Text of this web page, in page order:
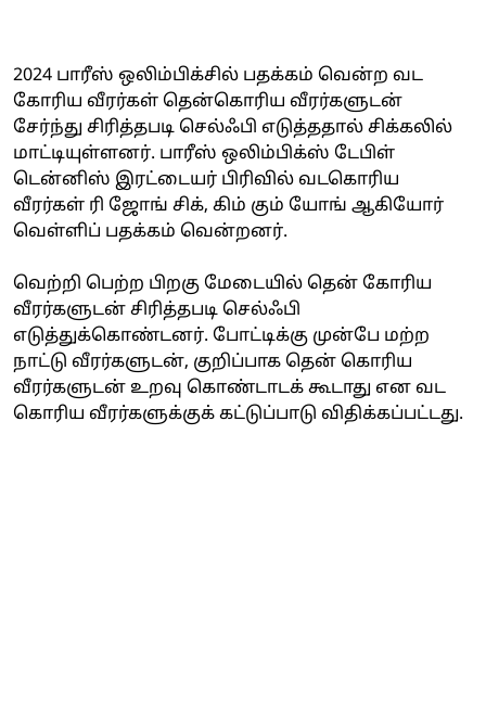
2024 பாரீஸ் ஒலிம்பிக்சில் பதக்கம் வென்ற வட
கோரிய வீரர்கள் தென்கொரிய வீரர்களுடன்
சேர்ந்து சிரித்தபடி செல்ஃபி எடுத்ததால் சிக்கலில்
மாட்டியுள்ளனர். பாரீஸ் ஒலிம்பிக்ஸ் டேபிள்
டென்னிஸ் இரட்டையர் பிரிவில் வடகொரிய
வீரர்கள் ரி ஜோங் சிக், கிம் கும் யோங் ஆகியோர்
வெள்ளிப் பதக்கம் வென்றனர்.
வெற்றி பெற்ற பிறகு மேடையில் தென் கோரிய
வீரர்களுடன் சிரித்தபடி செல்ஃபி
எடுத்துக்கொண்டனர். போட்டிக்கு முன்பே மற்ற
நாட்டு வீரர்களுடன், குறிப்பாக தென் கொரிய
வீரர்களுடன் உறவு கொண்டாடக் கூடாது என வட
கொரிய வீரர்களுக்குக் கட்டுப்பாடு விதிக்கப்பட்டது.